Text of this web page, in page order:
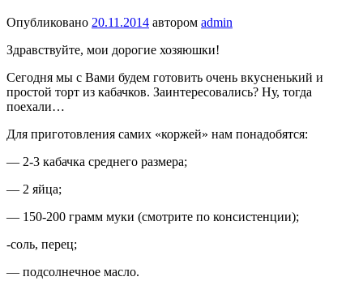
Опубликовано 20.11.2014 автором admin
Здравствуйте, мои дорогие хозяюшки!
Сегодня мы с Вами будем готовить очень вкусненький и
простой торт из кабачков. Заинтересовались? Ну, тогда
поехали…
Для приготовления самих «коржей» нам понадобятся:
— 2-3 кабачка среднего размера;
— 2 яйца;
— 150-200 грамм муки (смотрите по консистенции);
-соль, перец;
— подсолнечное масло.